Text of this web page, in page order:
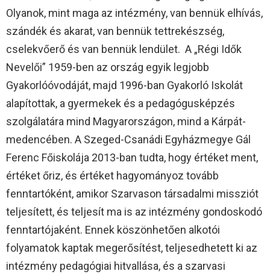
Olyanok, mint maga az intézmény, van bennük elhívás,
szándék és akarat, van bennük tettrekészség,
cselekvőerő és van bennük lendület. A „Régi Idők
Nevelői” 1959-ben az ország egyik legjobb
Gyakorlóóvodáját, majd 1996-ban Gyakorló Iskolát
alapítottak, a gyermekek és a pedagógusképzés
szolgálatára mind Magyarországon, mind a Kárpát-
medencében. A Szeged-Csanádi Egyházmegye Gál
Ferenc Főiskolája 2013-ban tudta, hogy értéket ment,
értéket őriz, és értéket hagyományoz tovább
fenntartóként, amikor Szarvason társadalmi missziót
teljesített, és teljesít ma is az intézmény gondoskodó
fenntartójaként. Ennek köszönhetően alkotói
folyamatok kaptak megerősítést, teljesedhetett ki az
intézmény pedagógiai hitvallása, és a szarvasi